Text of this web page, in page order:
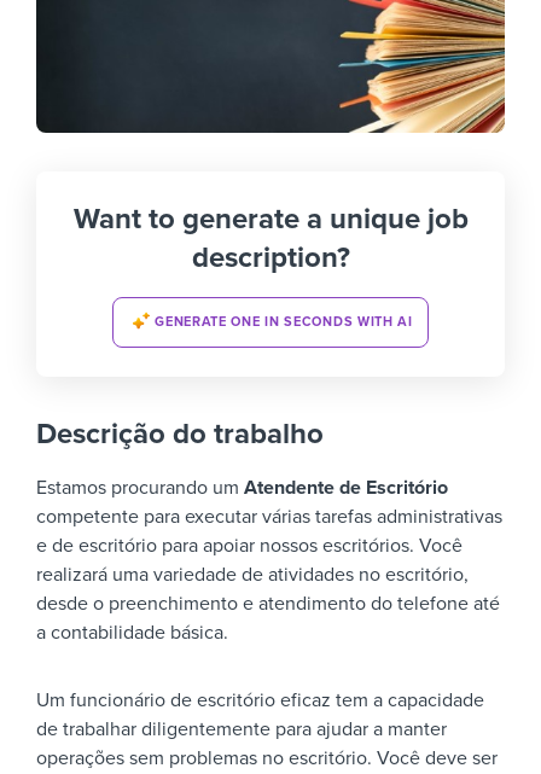
Want to generate a unique job
description?
GENERATE ONE IN SECONDS WITH AI
Descrição do trabalho
Estamos procurando um Atendente de Escritório
competente para executar várias tarefas administrativas
e de escritório para apoiar nossos escritórios. Você
realizará uma variedade de atividades no escritório,
desde o preenchimento e atendimento do telefone até
a contabilidade básica.
Um funcionário de escritório eficaz tem a capacidade
de trabalhar diligentemente para ajudar a manter
operações sem problemas no escritório. Você deve ser